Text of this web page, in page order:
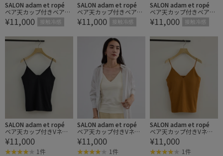
SALON adam et ropé
ベア天カップ付きベアト
ップキャミソール / UVケ
ア・接触冷感
¥11,000 接触冷感
SALON adam et ropé
ベア天カップ付きベアト
ップキャミソール / UVケ
ア・接触冷感
¥11,000 接触冷感
SALON adam et ropé
ベア天カップ付きベアト
ップキャミソール / UVケ
ア・接触冷感
¥11,000 接触冷感
SALON adam et ropé
ベア天カップ付きVネッ
クキャミソール / UVケ
ア・接触冷感
¥11,000
1件
SALON adam et ropé
ベア天カップ付きVネッ
クキャミソール / UVケ
ア・接触冷感
¥11,000
1件
SALON adam et ropé
ベア天カップ付きVネッ
クキャミソール / UVケ
ア・接触冷感
¥11,000
1件